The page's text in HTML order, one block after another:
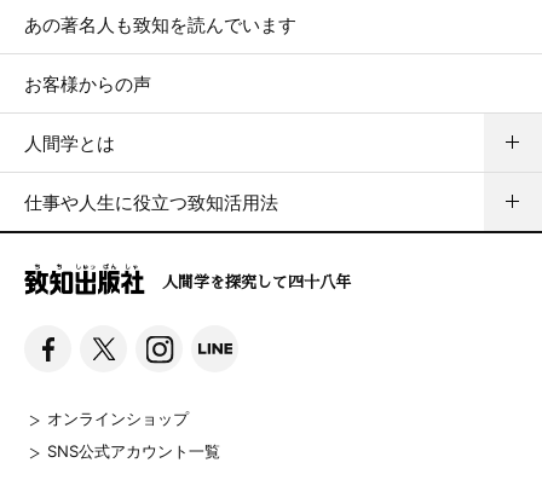
あの著名人も致知を読んでいます
お客様からの声
人間学とは
仕事や人生に役立つ致知活用法
人間学を探究して四十八年
オンラインショップ
SNS公式アカウント一覧